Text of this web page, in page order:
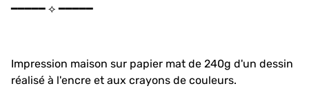
━━━━━ ⟡ ━━━━━
Impression maison sur papier mat de 240g d'un dessin
réalisé à l'encre et aux crayons de couleurs.